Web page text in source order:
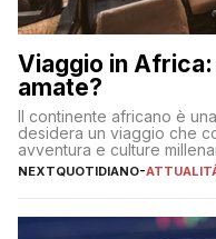
Viaggio in
amate?
Il continente africano è
desidera un viaggio che
avventura e culture
NEXTQUOTIDIANO-